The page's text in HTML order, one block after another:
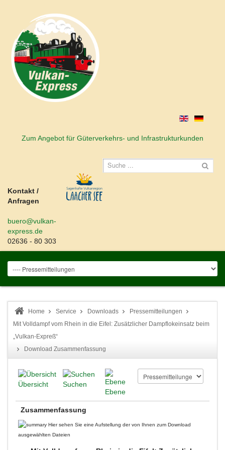
Zum Angebot für Güterverkehrs- und Infrastrukturkunden
Kontakt /
Anfragen
buero@vulkan-
express.de
02636 - 80 303
Home Service Downloads
Pressemitteilungen
Mit Volldampf vom Rhein in die Eifel: Zusätzlicher Dampflokeinsatz beim
„Vulkan-Expreß“
Download Zusammenfassung
Übersicht
Suchen
Ebene
Zusammenfassung
Hier sehen Sie eine Aufstellung der von Ihnen zum Download
ausgewählten Dateien